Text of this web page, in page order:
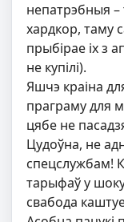
непатрэбныя –
хардкор, таму
прыбірае іх з
не купілі).
Яшчэ краіна
праграму для
цябе не
Цудоўна, не
спецслужбам!
тарыфаў у шоку
свабода